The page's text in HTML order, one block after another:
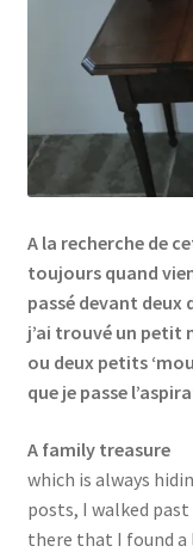
Contact Me
My Account
Privacy Policy
Privacy Tools
Private Tuition
Shop
Terms and Conditions
Categories
A la recherche de
toujours quand
passé devant deux
j’ai trouvé un petit
ou deux petits
que je passe
A family treasure
which is always
posts, I walked
there that I found